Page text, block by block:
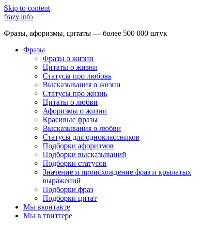
Skip to content
frazy.info
Фразы, афоризмы, цитаты — более 500 000 штук
Фразы
Фразы о жизни
Цитаты о жизни
Статусы про любовь
Высказывания о жизни
Статусы про жизнь
Цитаты о любви
Афоризмы о жизни
Красивые фразы
Высказывания о любви
Статусы для одноклассников
Подборки афоризмов
Подборки высказываний
Подборки статусов
Значение и происхождение фраз и крылатых
выражений
Подборки фраз
Подборки цитат
Мы вконтакте
Мы в твиттере